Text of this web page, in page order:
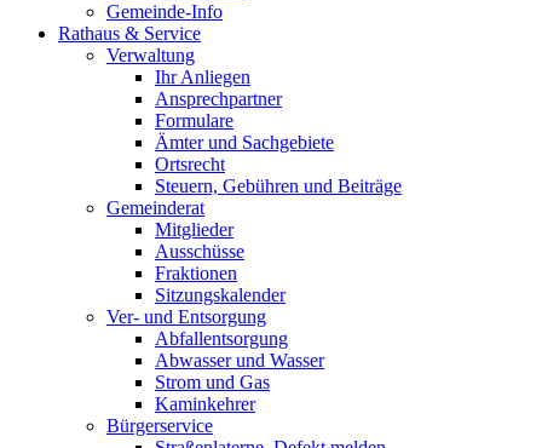
Gemeinde-Info
Rathaus & Service
Verwaltung
Ihr Anliegen
Ansprechpartner
Formulare
Ämter und Sachgebiete
Ortsrecht
Steuern, Gebühren und Beiträge
Gemeinderat
Mitglieder
Ausschüsse
Fraktionen
Sitzungskalender
Ver- und Entsorgung
Abfallentsorgung
Abwasser und Wasser
Strom und Gas
Kaminkehrer
Bürgerservice